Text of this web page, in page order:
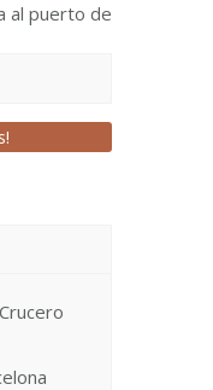
al puerto de